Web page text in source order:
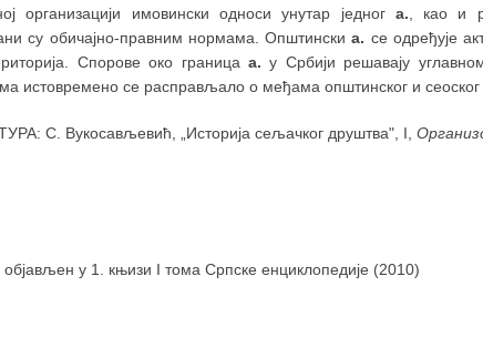
организацији имовински односи унутар једног а., као и
су обичајно-правним нормама. Општинскиа. се одређује
Спорове око границаа. у Србији решавају
истовремено се расправљало о међама општинског и
С. Вукосављевић, „Историја сељачког друштва", I,
објављен у 1. књизи I тома Српске енциклопедије (2010)